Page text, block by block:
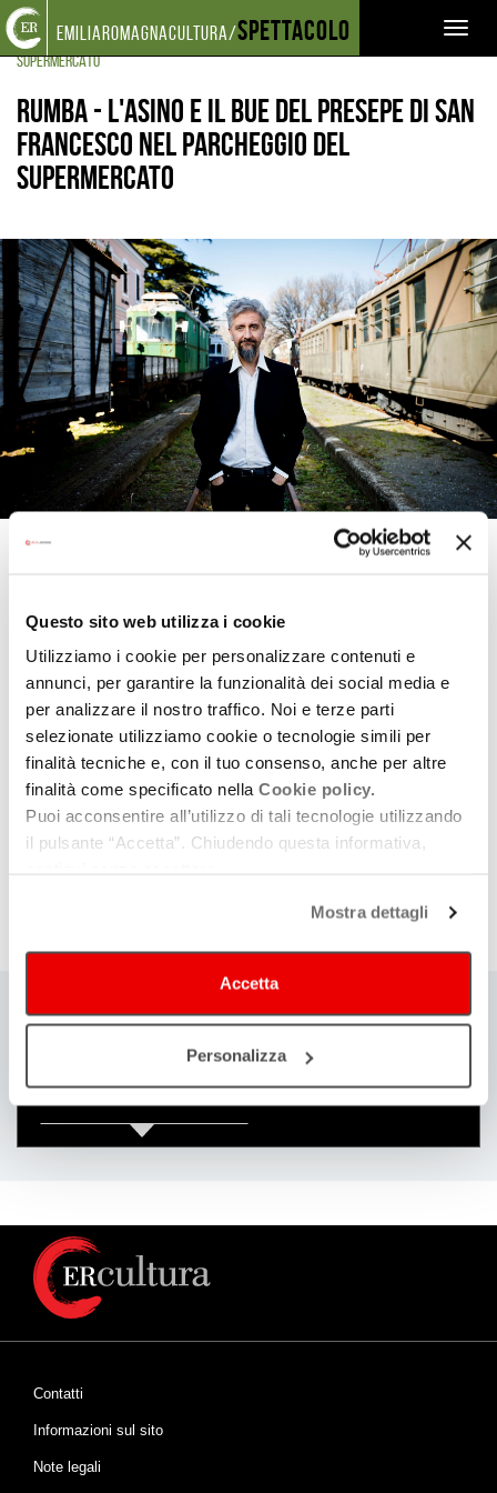
Questo sito web utilizza i cookie
Utilizziamo i cookie per personalizzare contenuti e
annunci, per garantire la funzionalità dei social media e
per analizzare il nostro traffico. Noi e terze parti
selezionate utilizziamo cookie o tecnologie simili per
finalità tecniche e, con il tuo consenso, anche per altre
finalità come specificato nella Cookie policy.
Puoi acconsentire all’utilizzo di tali tecnologie utilizzando
il pulsante “Accetta”. Chiudendo questa informativa,
Mostra dettagli
Accetta
Personalizza
Torna
alla
home
Cerca
nel
sito
Salta
ai
contenuti
Salta
al
menu
emiliaromagnacultura/Spettacolo
EVENTI E NEWS
CARTELLONE SPETTACOLO
RUMBA - L'ASINO E IL BUE DEL PRESEPE DI SAN FRANCESCO NEL PARCHEGGIO DEL
SUPERMERCATO
Rumba - L'Asino e il Bue del Presepe di San
Francesco nel Parcheggio del
Supermercato
immagine
sarebbero i poveri cui dedicare la propria predicazione. Col suo
inconfondibile linguaggio drammaturgico, l’artista romano
restituisce a Francesco la sua umanità, andando alla ricerca di
quelle storie con la qualità «che serve a scrivere un testo che
abbia il calore della biografia».
di e con Ascanio Celestini – musica Gianluca Casadei –
produzioneFabbrica srl, Fondazione Musica per Roma,
Comitato Greccio 2023, Teatro Carcano Milano
Contatti
Informazioni sul sito
Note legali